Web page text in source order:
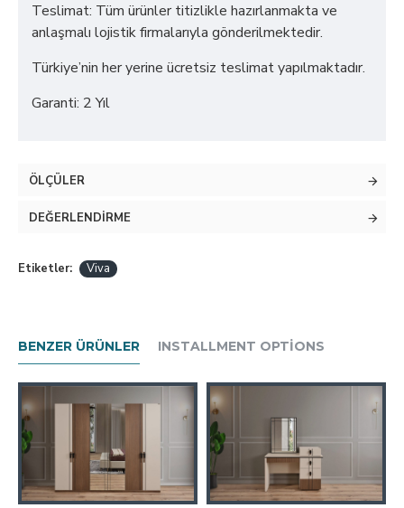
Teslimat: Tüm ürünler titizlikle hazırlanmakta ve
anlaşmalı lojistik firmalarıyla gönderilmektedir.
Türkiye’nin her yerine ücretsiz teslimat yapılmaktadır.
Garanti: 2 Yıl
ÖLÇÜLER
DEĞERLENDIRME
Etiketler: Viva
BENZER ÜRÜNLER INSTALLMENT OPTIONS